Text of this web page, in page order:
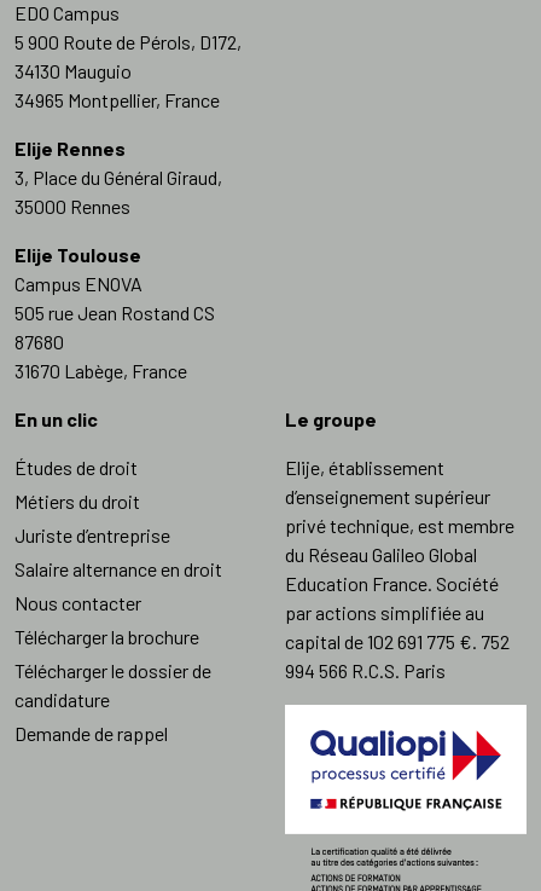
EDO Campus
5 900 Route de Pérols, D172,
34130 Mauguio
34965 Montpellier, France
Elije Rennes
3, Place du Général Giraud,
35000 Rennes
Elije Toulouse
Campus ENOVA
505 rue Jean Rostand CS
87680
31670 Labège, France
En un clic
Études de droit
Métiers du droit
Juriste d’entreprise
Salaire alternance en droit
Nous contacter
Télécharger la brochure
Télécharger le dossier de
candidature
Demande de rappel
Le groupe
Elije, établissement
d’enseignement supérieur
privé technique, est membre
du Réseau Galileo Global
Education France. Société
par actions simplifiée au
capital de 102 691 775 €. 752
994 566 R.C.S. Paris